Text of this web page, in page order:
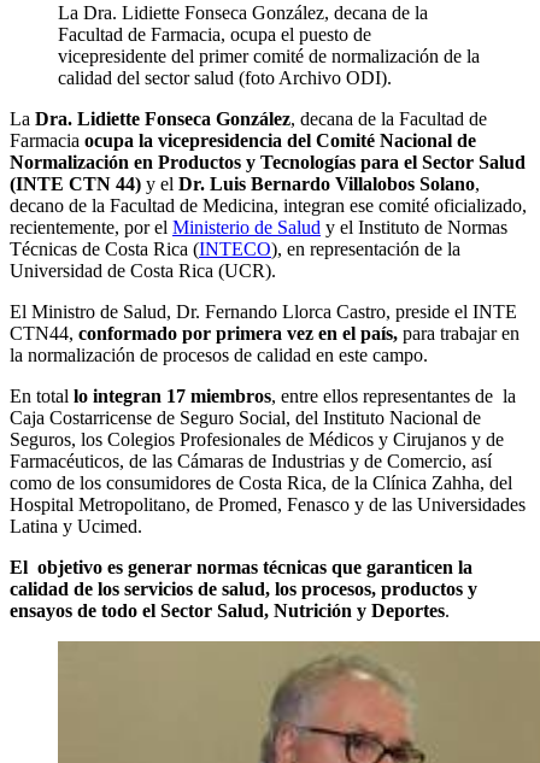
La Dra. Lidiette Fonseca González, decana de la
Facultad de Farmacia, ocupa el puesto de
vicepresidente del primer comité de normalización de la
calidad del sector salud (foto Archivo ODI).
La Dra. Lidiette Fonseca González, decana de la Facultad de
Farmacia ocupa la vicepresidencia del Comité Nacional de
Normalización en Productos y Tecnologías para el Sector Salud
(INTE CTN 44) y el Dr. Luis Bernardo Villalobos Solano,
decano de la Facultad de Medicina, integran ese comité oficializado,
recientemente, por el Ministerio de Salud y el Instituto de Normas
Técnicas de Costa Rica (INTECO), en representación de la
Universidad de Costa Rica (UCR).
El Ministro de Salud, Dr. Fernando Llorca Castro, preside el INTE
CTN44, conformado por primera vez en el país, para trabajar en
la normalización de procesos de calidad en este campo.
En total lo integran 17 miembros, entre ellos representantes de la
Caja Costarricense de Seguro Social, del Instituto Nacional de
Seguros, los Colegios Profesionales de Médicos y Cirujanos y de
Farmacéuticos, de las Cámaras de Industrias y de Comercio, así
como de los consumidores de Costa Rica, de la Clínica Zahha, del
Hospital Metropolitano, de Promed, Fenasco y de las Universidades
Latina y Ucimed.
El objetivo es generar normas técnicas que garanticen la
calidad de los servicios de salud, los procesos, productos y
ensayos de todo el Sector Salud, Nutrición y Deportes.